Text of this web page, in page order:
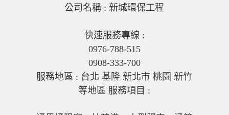
公司名稱 : 新城環保工程
快速服務專線 :
0976-788-515
0908-333-700
服務地區 : 台北 基隆 新北市 桃園 新竹
等地區 服務項目 :